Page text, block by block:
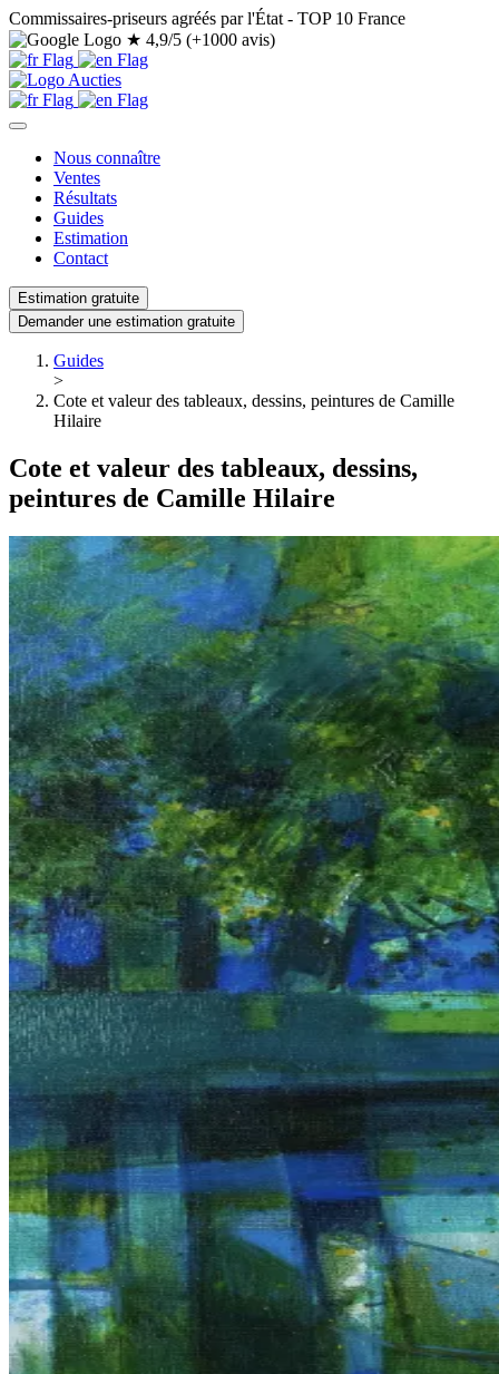
Commissaires-priseurs agréés par l'État - TOP 10 France
★ 4,9/5 (+1000 avis)
Nous connaître
Ventes
Résultats
Guides
Estimation
Contact
Estimation gratuite
Demander une estimation gratuite
Guides
>
Cote et valeur des tableaux, dessins, peintures de Camille
Hilaire
Cote et valeur des tableaux, dessins,
peintures de Camille Hilaire